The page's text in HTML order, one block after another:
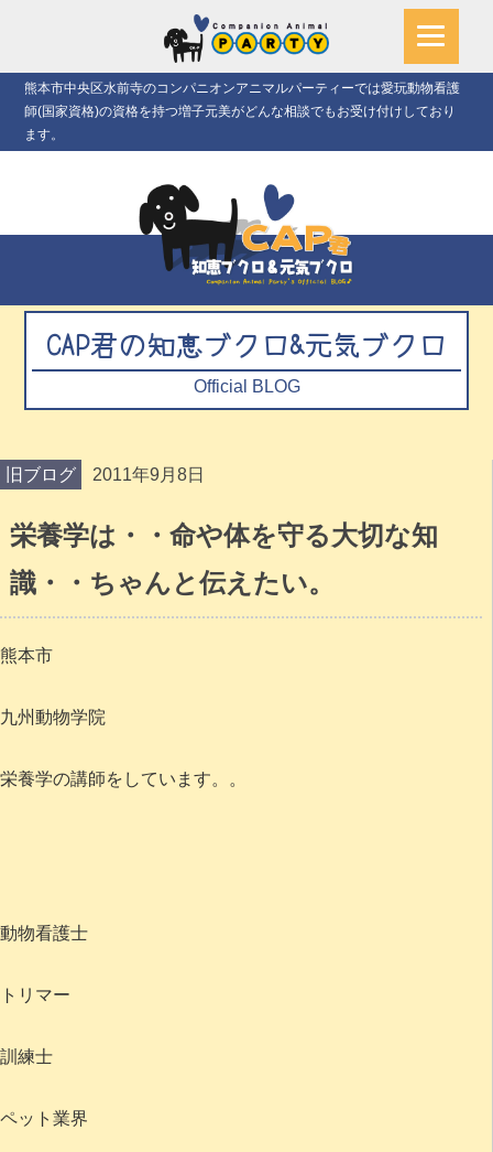
熊本市中央区水前寺のコンパニオンアニマルパーティーでは愛玩動物看護
師(国家資格)の資格を持つ増子元美がどんな相談でもお受け付けしており
ます。
CAP君の知恵ブクロ&元気ブクロ
Official BLOG
旧ブログ 2011年9月8日
栄養学は・・命や体を守る大切な知
識・・ちゃんと伝えたい。
熊本市
九州動物学院
栄養学の講師をしています。。
動物看護士
トリマー
訓練士
ペット業界